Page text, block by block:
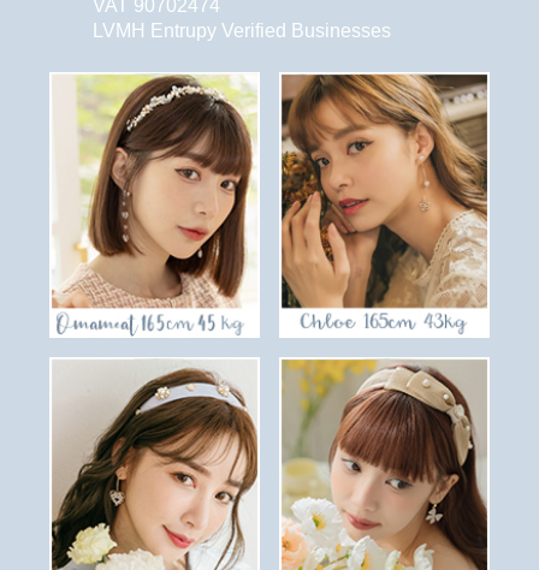
VAT 90702474
LVMH Entrupy Verified Businesses